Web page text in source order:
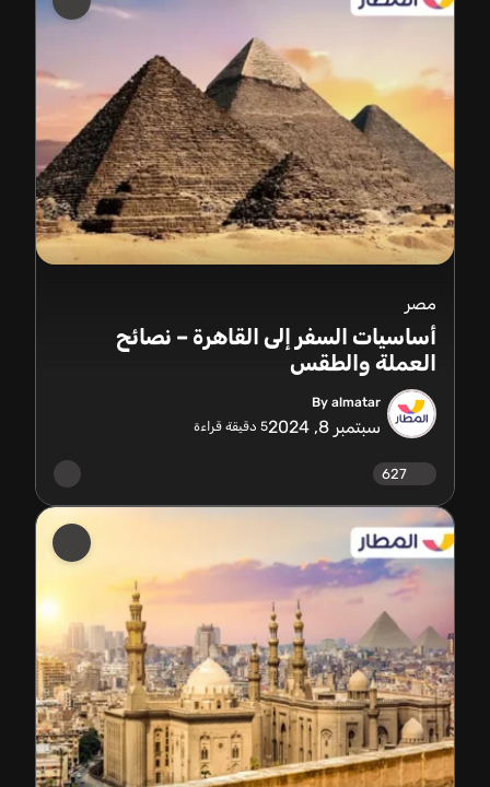
مصر
أساسيات السفر إلى القاهرة – نصائح
العملة والطقس
By almatar
سبتمبر 8, 2024 5 دقيقة قراءة
627